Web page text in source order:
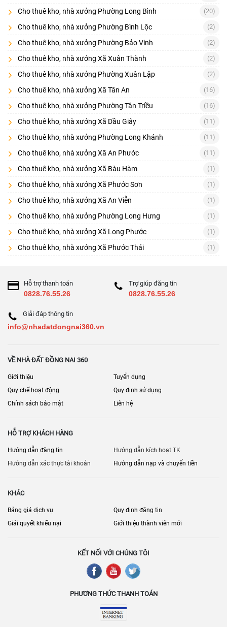
được xem là điểm đến hấp dẫn cho các hoạt động sản xuất và kinh
doanh trong khu vực phía Nam.
Cho thuê kho, nhà xưởng Phường Long Bình (20)
Cho thuê kho, nhà xưởng Phường Bình Lộc (2)
Cho thuê kho, nhà xưởng Phường Bảo Vinh (2)
Cho thuê kho, nhà xưởng Xã Xuân Thành (2)
Cho thuê kho, nhà xưởng Phường Xuân Lập (2)
Cho thuê kho, nhà xưởng Xã Tân An (16)
Cho thuê kho, nhà xưởng Phường Tân Triều (16)
Cho thuê kho, nhà xưởng Xã Dầu Giây (11)
Cho thuê kho, nhà xưởng Phường Long Khánh (11)
Cho thuê kho, nhà xưởng Xã An Phước (11)
Cho thuê kho, nhà xưởng Xã Bàu Hàm (1)
Cho thuê kho, nhà xưởng Xã Phước Sơn (1)
Cho thuê kho, nhà xưởng Xã An Viễn (1)
Cho thuê kho, nhà xưởng Phường Long Hưng (1)
Cho thuê kho, nhà xưởng Xã Long Phước (1)
Cho thuê kho, nhà xưởng Xã Phước Thái (1)
Hỗ trợ thanh toán
0828.76.55.26
Trợ giúp đăng tin
0828.76.55.26
Giải đáp thông tin
info@nhadatdongnai360.vn
VỀ NHÀ ĐẤT ĐỒNG NAI 360
Giới thiệu
Tuyển dụng
Quy chế hoạt động
Quy định sử dụng
Chính sách bảo mật
Liên hệ
HỖ TRỢ KHÁCH HÀNG
Hướng dẫn đăng tin
Hướng dẫn kích hoạt TK
Hướng dẫn xác thực tài khoản
Hướng dẫn nạp và chuyển tiền
KHÁC
Bảng giá dịch vụ
Quy định đăng tin
Giải quyết khiếu nại
Giới thiệu thành viên mới
KẾT NỐI VỚI CHÚNG TÔI
PHƯƠNG THỨC THANH TOÁN